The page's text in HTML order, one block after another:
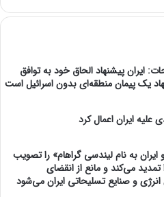
ایران پیشنهاد الحاق خود به توافق
یک پیمان منطقه‌ای بدون اسرائیل است
ایران اعمال کرد
به نام لیندسی گراهام» را تصویب
می‌کند و مانع از انقضای
و صنایع تسلیحاتی ایران می‌شود